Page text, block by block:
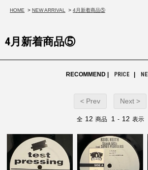
HOME > NEW ARRIVAL > 4月新着商品⑤
4月新着商品⑤
RECOMMEND | PRICE
< Prev Next >
全 12 商品 1 - 12 表示